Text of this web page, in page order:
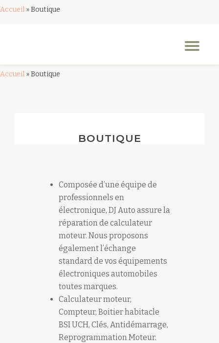
Accueil »Boutique
Accueil »Boutique
BOUTIQUE
Composée d’une équipe de
professionnels en
électronique, DJ Auto assure la
réparation de calculateur
moteur. Nous proposons
également l’échange
standard de vos équipements
électroniques automobiles
toutes marques.
Calculateur moteur,
Compteur, Boitier habitacle
BSI UCH, Clés, Antidémarrage,
Reprogrammation Moteur.